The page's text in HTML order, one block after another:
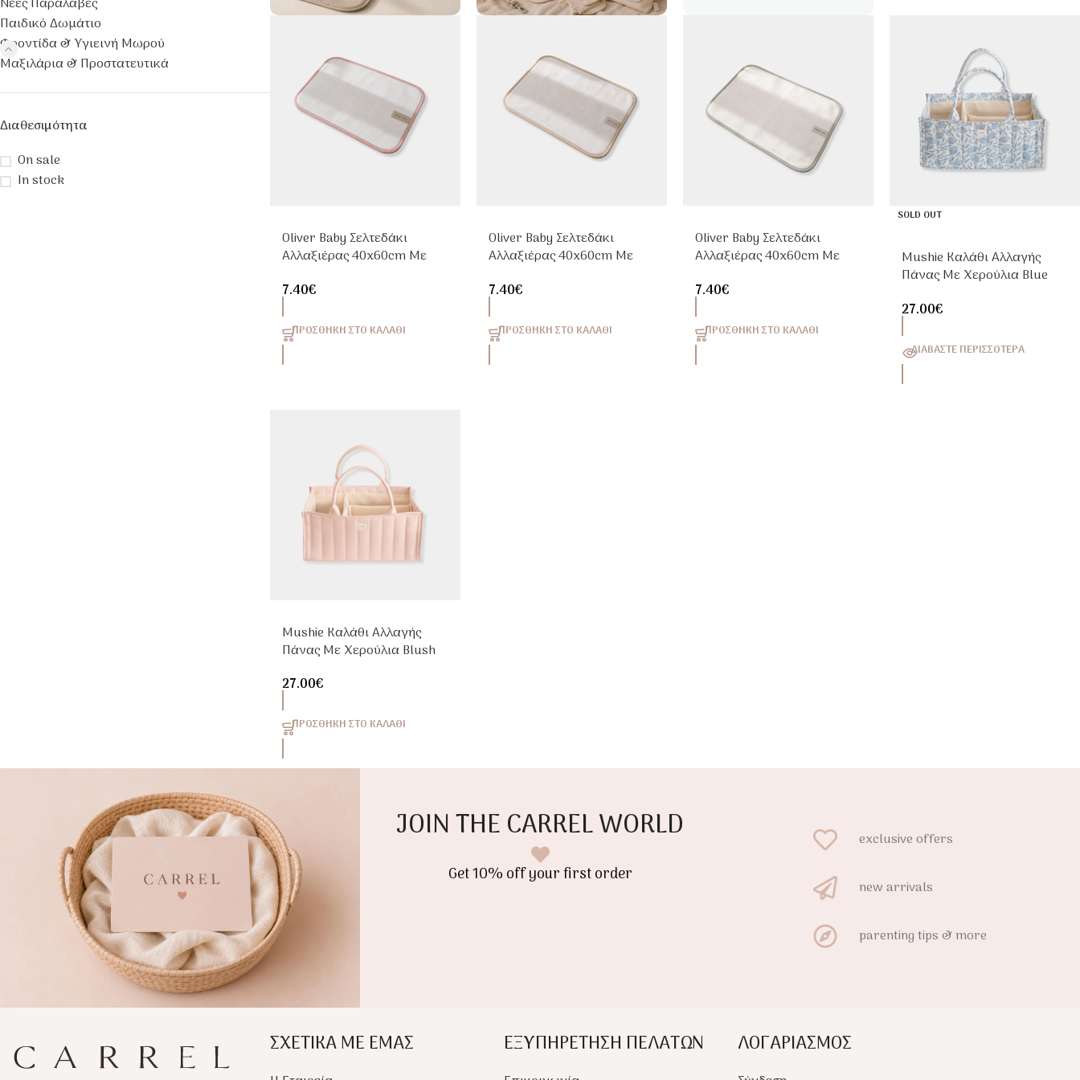
Παιδικό Δωμάτιο
Φροντίδα & Υγιεινή Μωρού
Μαξιλάρια & Προστατευτικά
Διαθεσιμότητα
On sale
In stock
Oliver Baby Σελτεδάκι
Αλλαξιέρας 40x60cm Με
7.40€
ΠΡΟΣΘΉΚΗ ΣΤΟ ΚΑΛΆΘΙ
Oliver Baby Σελτεδάκι
Αλλαξιέρας 40x60cm Με
7.40€
ΠΡΟΣΘΉΚΗ ΣΤΟ ΚΑΛΆΘΙ
Oliver Baby Σελτεδάκι
Αλλαξιέρας 40x60cm Με
7.40€
ΠΡΟΣΘΉΚΗ ΣΤΟ ΚΑΛΆΘΙ
SOLD OUT
Mushie Καλάθι Αλλαγής
Πάνας Με Χερούλια Blue
27.00€
ΔΙΑΒΆΣΤΕ ΠΕΡΙΣΣΌΤΕΡΑ
Mushie Καλάθι Αλλαγής
Πάνας Με Χερούλια Blush
27.00€
ΠΡΟΣΘΉΚΗ ΣΤΟ ΚΑΛΆΘΙ
JOIN THE CARREL WORLD
Get 10% off your first order
exclusive offers
new arrivals
parenting tips & more
ΣΧΕΤΙΚΑ ΜΕ ΕΜΑΣ ΕΞΥΠΗΡΕΤΗΣΗ ΠΕΛΑΤΩΝ ΛΟΓΑΡΙΑΣΜΟΣ